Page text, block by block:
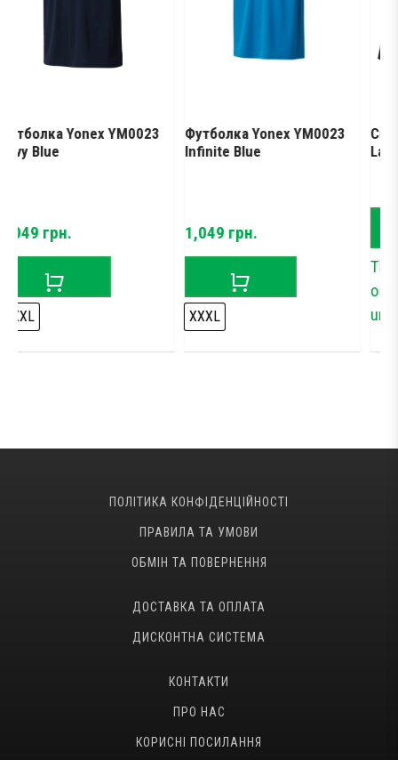
YM0023
Футболка Yonex YM0023
Спідниця Yonex
Ladies Skirt Black
This product is
out of stock and
ПОЛІТИКА КОНФІДЕНЦІЙНОСТІ
ПРАВИЛА ТА УМОВИ
ОБМІН ТА ПОВЕРНЕННЯ
ДОСТАВКА ТА ОПЛАТА
ДИСКОНТНА СИСТЕМА
КОНТАКТИ
ПРО НАС
КОРИСНІ ПОСИЛАННЯ